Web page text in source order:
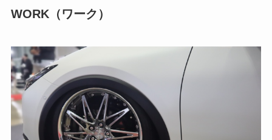
WORK（ワーク）